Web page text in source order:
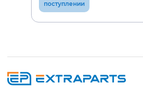
поступлении